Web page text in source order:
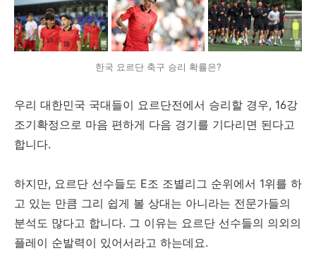
한국 요르단 축구 승리 확률은?
우리 대한민국 국대들이 요르단전에서 승리할 경우, 16강
조기확정으로 마음 편하게 다음 경기를 기다리면 된다고
합니다.
하지만, 요르단 선수들도 E조 조별리그 순위에서 1위를 하
고 있는 만큼 그리 쉽게 볼 상대는 아니라는 전문가들의
분석도 많다고 합니다. 그 이유는 요르단 선수들의 의외의
플레이 순발력이 있어서라고 하는데요.